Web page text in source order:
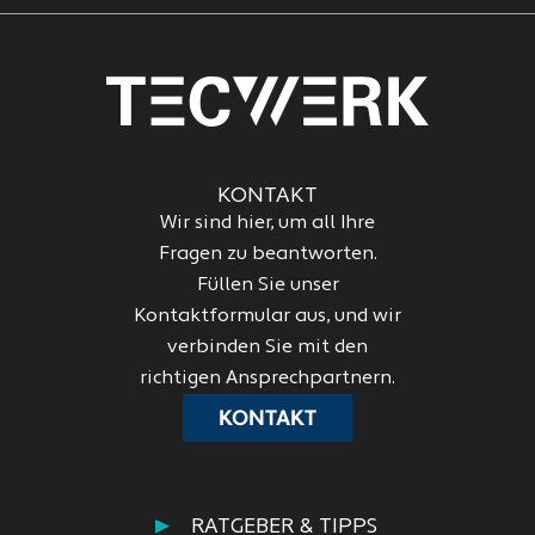
RATGEBER & TIPPS
KONTAKT
Wir sind hier, um all Ihre
Fragen zu beantworten.
Füllen Sie unser
Kontaktformular aus, und wir
verbinden Sie mit den
richtigen Ansprechpartnern.
KONTAKT